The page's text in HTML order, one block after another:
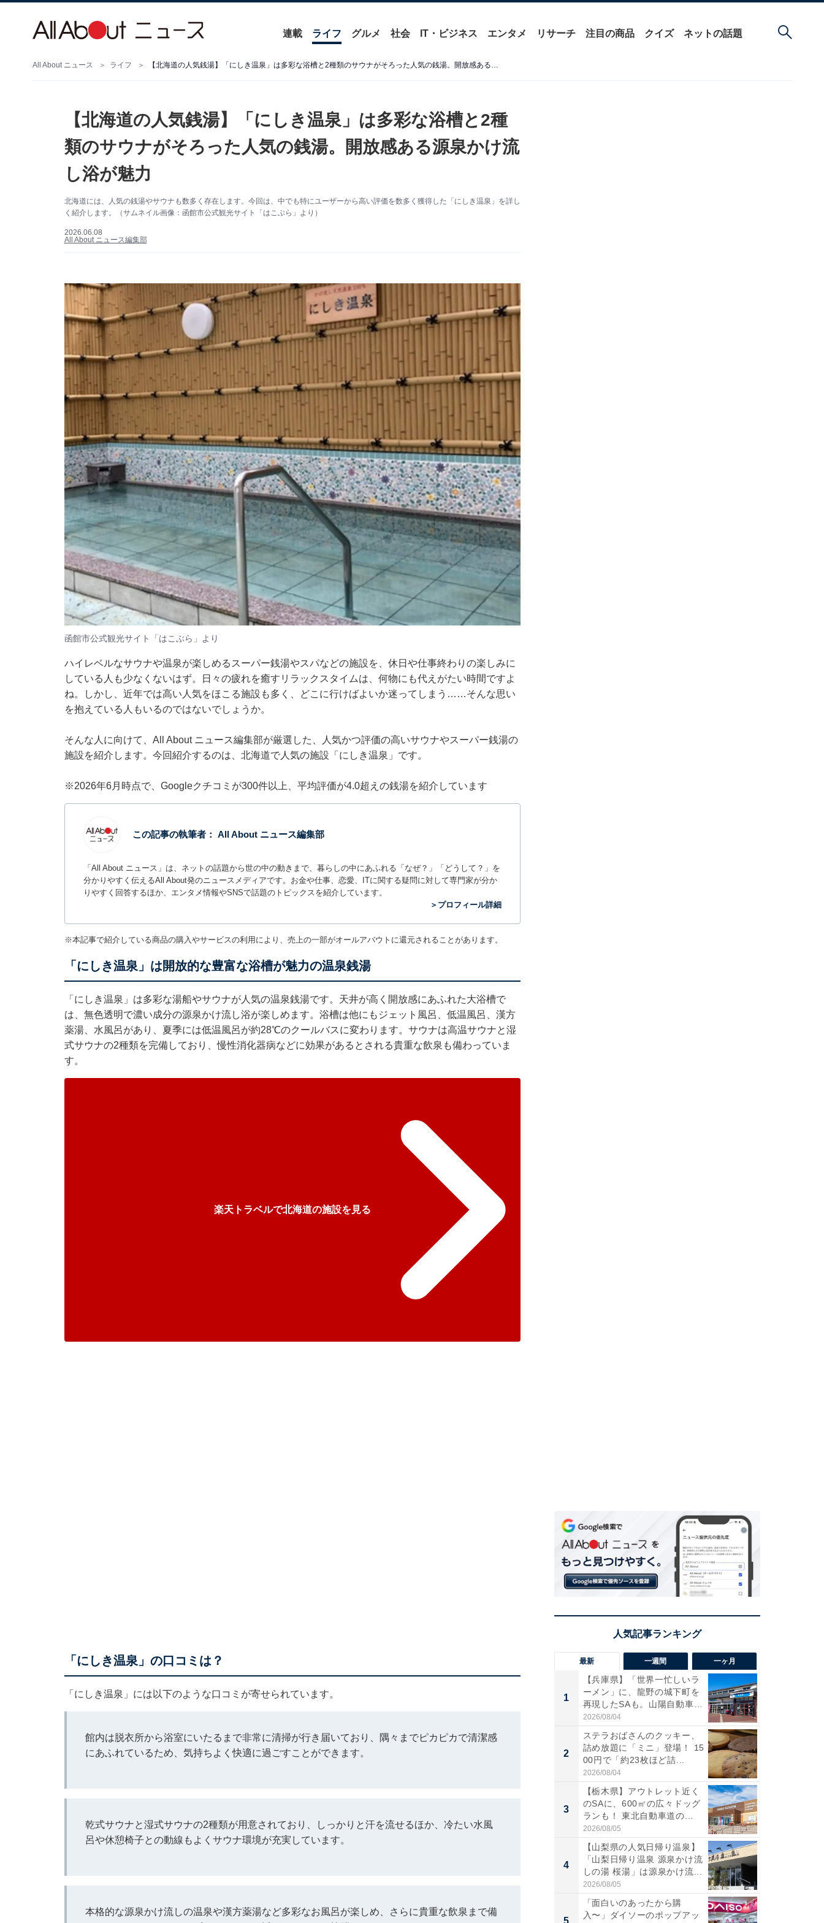
連載 ライフ グルメ 社会 IT・ビジネス エンタメ リサーチ 注目の商品 クイズ ネットの話題
All About ニュース ライフ 【北海道の人気銭湯】「にしき温泉」は多彩な浴槽と2種類のサウナがそろった人気の銭湯。開放感ある源泉かけ流し浴が魅力
【北海道の人気銭湯】「にしき温泉」は多彩な浴槽と2種
類のサウナがそろった人気の銭湯。開放感ある源泉かけ流
し浴が魅力
北海道には、人気の銭湯やサウナも数多く存在します。今回は、中でも特にユーザーから高い評価を数多く獲得した「にしき温泉」を詳し
く紹介します。（サムネイル画像：函館市公式観光サイト「はこぶら」より）
2026.06.08
All About ニュース編集部
函館市公式観光サイト「はこぶら」より
ハイレベルなサウナや温泉が楽しめるスーパー銭湯やスパなどの施設を、休日や仕事終わりの楽しみに
している人も少なくないはず。日々の疲れを癒すリラックスタイムは、何物にも代えがたい時間ですよ
ね。しかし、近年では高い人気をほこる施設も多く、どこに行けばよいか迷ってしまう……そんな思い
を抱えている人もいるのではないでしょうか。
そんな人に向けて、All About ニュース編集部が厳選した、人気かつ評価の高いサウナやスーパー銭湯の
施設を紹介します。今回紹介するのは、北海道で人気の施設「にしき温泉」です。
※2026年6月時点で、Googleクチコミが300件以上、平均評価が4.0超えの銭湯を紹介しています
この記事の執筆者： All About ニュース編集部
「All About ニュース」は、ネットの話題から世の中の動きまで、暮らしの中にあふれる「なぜ？」「どうして？」を
分かりやすく伝えるAll About発のニュースメディアです。お金や仕事、恋愛、ITに関する疑問に対して専門家が分か
りやすく回答するほか、エンタメ情報やSNSで話題のトピックスを紹介しています。
＞プロフィール詳細
※本記事で紹介している商品の購入やサービスの利用により、売上の一部がオールアバウトに還元されることがあります。
「にしき温泉」は開放的な豊富な浴槽が魅力の温泉銭湯
「にしき温泉」は多彩な湯船やサウナが人気の温泉銭湯です。天井が高く開放感にあふれた大浴槽で
は、無色透明で濃い成分の源泉かけ流し浴が楽しめます。浴槽は他にもジェット風呂、低温風呂、漢方
薬湯、水風呂があり、夏季には低温風呂が約28℃のクールバスに変わります。サウナは高温サウナと湿
式サウナの2種類を完備しており、慢性消化器病などに効果があるとされる貴重な飲泉も備わっていま
す。
楽天トラベルで北海道の施設を見る
「にしき温泉」の口コミは？
「にしき温泉」には以下のような口コミが寄せられています。
館内は脱衣所から浴室にいたるまで非常に清掃が行き届いており、隅々までピカピカで清潔感
にあふれているため、気持ちよく快適に過ごすことができます。
乾式サウナと湿式サウナの2種類が用意されており、しっかりと汗を流せるほか、冷たい水風
呂や休憩椅子との動線もよくサウナ環境が充実しています。
本格的な源泉かけ流しの温泉や漢方薬湯など多彩なお風呂が楽しめ、さらに貴重な飲泉まで備
最新 一週間 一ヶ月
1
【兵庫県】「世界一忙しいラ
ーメン」に、龍野の城下町を
再現したSAも。山陽自動車
道...
2026/08/04
2
ステラおばさんのクッキー、
詰め放題に「ミニ」登場！ 15
00円で「約23枚ほど詰...
2026/08/04
3
【栃木県】アウトレット近く
のSAに、600㎡の広々ドッグ
ランも！ 東北自動車道の...
2026/08/05
4
【山梨県の人気日帰り温泉】
「山梨日帰り温泉 源泉かけ流
しの湯 桜湯」は源泉かけ流...
2026/08/05
「面白いのあったから購
入〜」ダイソーのポップアッ